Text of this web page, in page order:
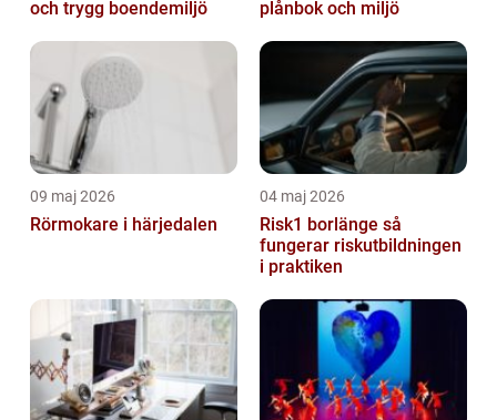
och trygg boendemiljö plånbok och miljö
09 maj 2026
Rörmokare i härjedalen
04 maj 2026
Risk1 borlänge så
fungerar riskutbildningen
i praktiken